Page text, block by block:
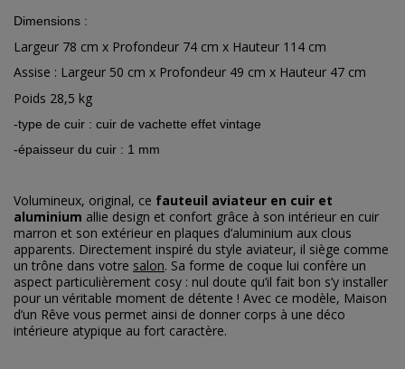
Dimensions :
Largeur 78 cm x Profondeur 74 cm x Hauteur 114 cm
Assise : Largeur 50 cm x Profondeur 49 cm x Hauteur 47 cm
Poids 28,5 kg
-type de cuir : cuir de vachette effet vintage
-épaisseur du cuir : 1 mm
Volumineux, original, ce fauteuil aviateur en cuir et
aluminium allie design et confort grâce à son intérieur en cuir
marron et son extérieur en plaques d’aluminium aux clous
apparents. Directement inspiré du style aviateur, il siège comme
un trône dans votre salon. Sa forme de coque lui confère un
aspect particulièrement cosy : nul doute qu’il fait bon s’y installer
pour un véritable moment de détente ! Avec ce modèle, Maison
d’un Rêve vous permet ainsi de donner corps à une déco
intérieure atypique au fort caractère.